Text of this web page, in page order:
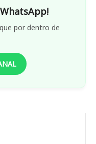
por dentro de